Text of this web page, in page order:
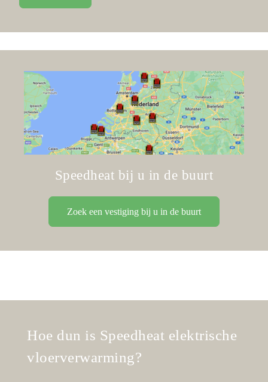
Speedheat bij u in de buurt
Zoek een vestiging bij u in de buurt
Hoe dun is Speedheat elektrische
vloerverwarming?